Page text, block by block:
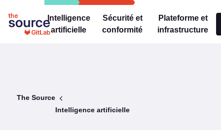
Intelligence
artificielle
Sécurité et
conformité
Plateforme et
infrastructure
The Source
Intelligence artificielle